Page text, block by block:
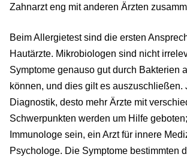
Zahnarzt eng mit anderen Ärzten
Beim Allergietest sind die ersten
Hautärzte. Mikrobiologen sind nicht
Symptome genauso gut durch Bakterien
können, und dies gilt es auszuschließen.
Diagnostik, desto mehr Ärzte mit
Schwerpunkten werden um Hilfe
Immunologe sein, ein Arzt für innere
Psychologe. Die Symptome bestimmten